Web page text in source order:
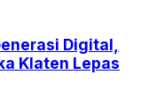
Digital,
Klaten Lepas